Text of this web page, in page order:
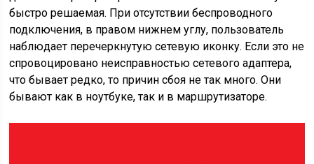
быстро решаемая. При отсутствии беспроводного
подключения, в правом нижнем углу, пользователь
наблюдает перечеркнутую сетевую иконку. Если это не
спровоцировано неисправностью сетевого адаптера,
что бывает редко, то причин сбоя не так много. Они
бывают как в ноутбуке, так и в маршрутизаторе.